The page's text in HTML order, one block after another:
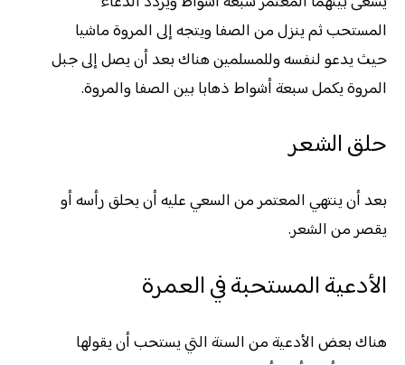
المستحب ثم ينزل من الصفا ويتجه إلى المروة ماشيا
حيث يدعو لنفسه وللمسلمين هناك بعد أن يصل إلى جبل
المروة يكمل سبعة أشواط ذهابا بين الصفا والمروة.
حلق الشعر
بعد أن ينتهي المعتمر من السعي عليه أن يحلق رأسه أو
يقصر من الشعر.
الأدعية المستحبة في العمرة
هناك بعض الأدعية من السنة التي يستحب أن يقولها